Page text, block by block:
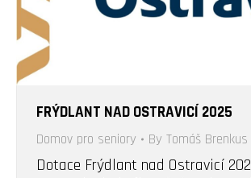
FRÝDLANT NAD OSTRAVICÍ 2025
Domov pro seniory By Tomáš Brenkus
Dotace Frýdlant nad Ostravicí